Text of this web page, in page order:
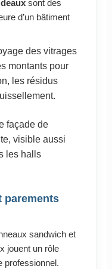
sont des
d’un bâtiment
des vitrages
montants pour
les résidus
façade de
visible aussi
les halls
parements
sandwich et
jouent un rôle
professionnel.